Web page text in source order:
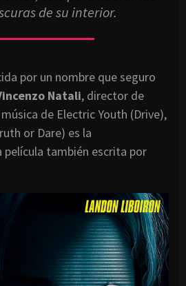
de su interior.
por un nombre que seguro
Natali, director de
de Electric Youth (Drive),
or Dare) es la
también escrita por